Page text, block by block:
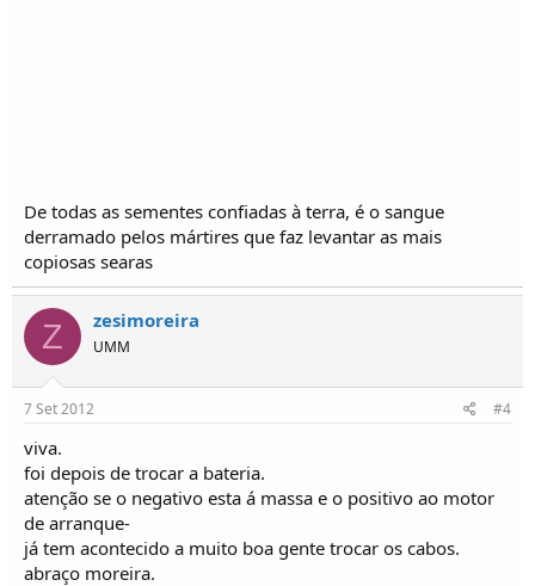
De todas as sementes confiadas à terra, é o sangue
derramado pelos mártires que faz levantar as mais
copiosas searas
Z zesimoreira
UMM
7 Set 2012 #4
viva.
foi depois de trocar a bateria.
atenção se o negativo esta á massa e o positivo ao motor
de arranque-
já tem acontecido a muito boa gente trocar os cabos.
abraço moreira.